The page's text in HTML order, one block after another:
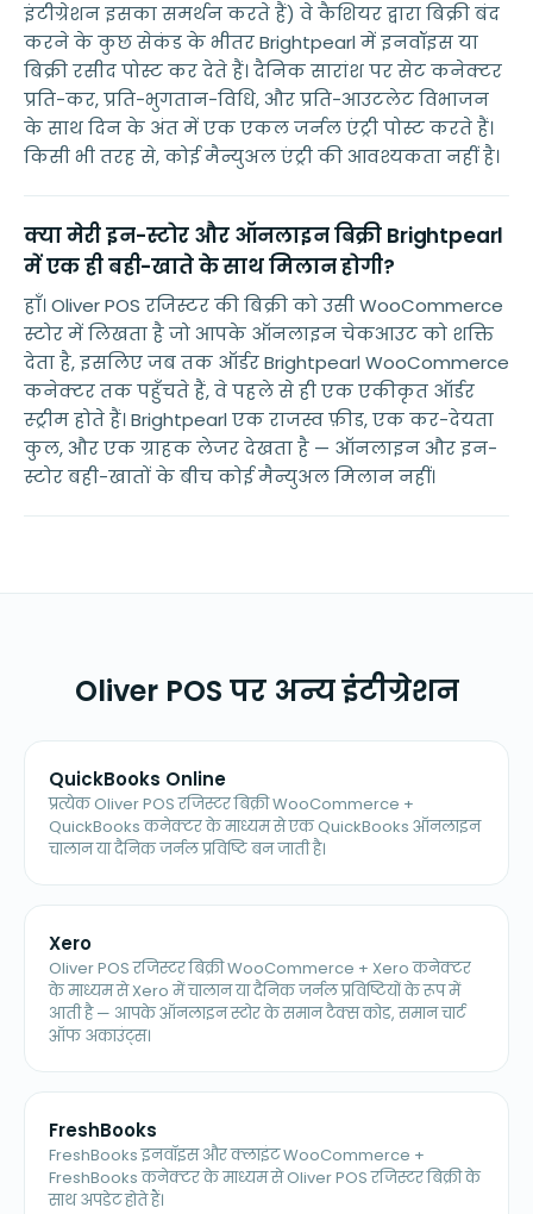
इंटीग्रेशन इसका समर्थन करते हैं) वे कैशियर द्वारा बिक्री बंद
करने के कुछ सेकंड के भीतर Brightpearl में इनवॉइस या
बिक्री रसीद पोस्ट कर देते हैं। दैनिक सारांश पर सेट कनेक्टर
प्रति-कर, प्रति-भुगतान-विधि, और प्रति-आउटलेट विभाजन
के साथ दिन के अंत में एक एकल जर्नल एंट्री पोस्ट करते हैं।
किसी भी तरह से, कोई मैन्युअल एंट्री की आवश्यकता नहीं है।
क्या मेरी इन-स्टोर और ऑनलाइन बिक्री Brightpearl
में एक ही बही-खाते के साथ मिलान होगी?
हाँ। Oliver POS रजिस्टर की बिक्री को उसी WooCommerce
स्टोर में लिखता है जो आपके ऑनलाइन चेकआउट को शक्ति
देता है, इसलिए जब तक ऑर्डर Brightpearl WooCommerce
कनेक्टर तक पहुँचते हैं, वे पहले से ही एक एकीकृत ऑर्डर
स्ट्रीम होते हैं। Brightpearl एक राजस्व फ़ीड, एक कर-देयता
कुल, और एक ग्राहक लेजर देखता है — ऑनलाइन और इन-
स्टोर बही-खातों के बीच कोई मैन्युअल मिलान नहीं।
Oliver POS पर अन्य इंटीग्रेशन
QuickBooks Online
प्रत्येक Oliver POS रजिस्टर बिक्री WooCommerce +
QuickBooks कनेक्टर के माध्यम से एक QuickBooks ऑनलाइन
चालान या दैनिक जर्नल प्रविष्टि बन जाती है।
Xero
Oliver POS रजिस्टर बिक्री WooCommerce + Xero कनेक्टर
के माध्यम से Xero में चालान या दैनिक जर्नल प्रविष्टियों के रूप में
आती है — आपके ऑनलाइन स्टोर के समान टैक्स कोड, समान चार्ट
ऑफ अकाउंट्स।
FreshBooks
FreshBooks इनवॉइस और क्लाइंट WooCommerce +
FreshBooks कनेक्टर के माध्यम से Oliver POS रजिस्टर बिक्री के
साथ अपडेट होते हैं।